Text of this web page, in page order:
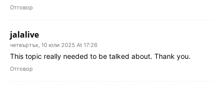
Отговор
jalalive
четвъртък, 10 юли 2025 At 17:26
This topic really needed to be talked about. Thank you.
Отговор